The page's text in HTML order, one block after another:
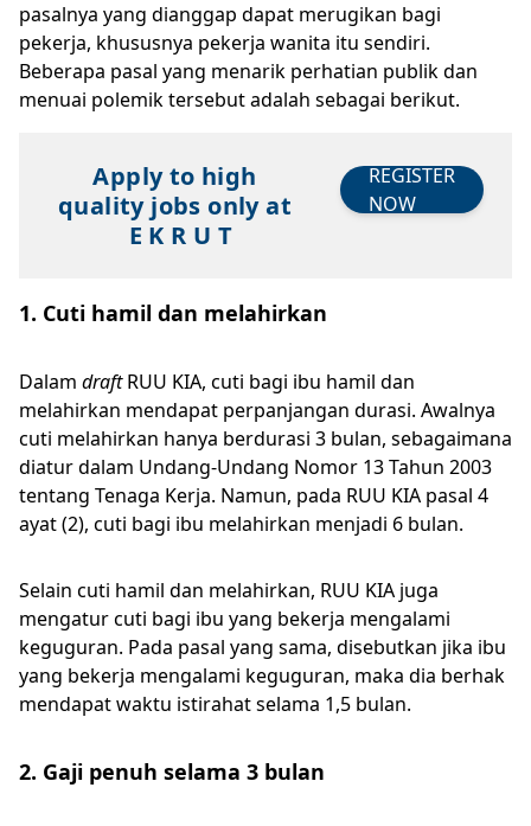
pasalnya yang dianggap dapat merugikan bagi
pekerja, khususnya pekerja wanita itu sendiri.
Beberapa pasal yang menarik perhatian publik dan
menuai polemik tersebut adalah sebagai berikut.
Apply to high
quality jobs only at
E K R U T
REGISTER
NOW
1. Cuti hamil dan melahirkan
Dalam draftRUU KIA, cuti bagi ibu hamil dan
melahirkan mendapat perpanjangan durasi. Awalnya
cuti melahirkan hanya berdurasi 3 bulan, sebagaimana
diatur dalam Undang-Undang Nomor 13 Tahun 2003
tentang Tenaga Kerja. Namun, pada RUU KIA pasal 4
ayat (2), cuti bagi ibu melahirkan menjadi 6 bulan.
Selain cuti hamil dan melahirkan, RUU KIA juga
mengatur cuti bagi ibu yang bekerja mengalami
keguguran. Pada pasal yang sama, disebutkan jika ibu
yang bekerja mengalami keguguran, maka dia berhak
mendapat waktu istirahat selama 1,5 bulan.
2. Gaji penuh selama 3 bulan